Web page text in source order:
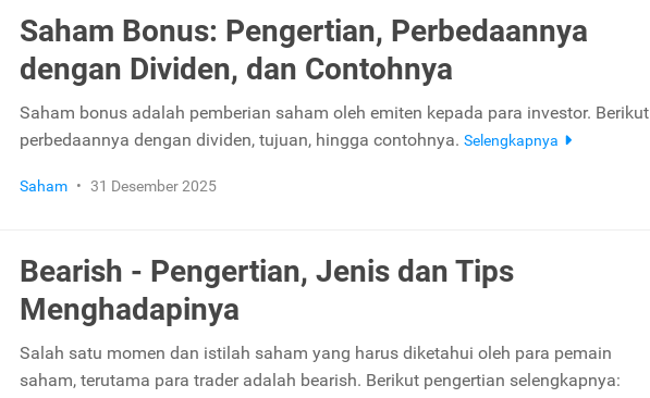
Saham Bonus: Pengertian, Perbedaannya
dengan Dividen, dan Contohnya
Saham bonus adalah pemberian saham oleh emiten kepada para investor. Berikut
perbedaannya dengan dividen, tujuan, hingga contohnya. Selengkapnya
Saham • 31 Desember 2025
Bearish - Pengertian, Jenis dan Tips
Menghadapinya
Salah satu momen dan istilah saham yang harus diketahui oleh para pemain
saham, terutama para trader adalah bearish. Berikut pengertian selengkapnya: